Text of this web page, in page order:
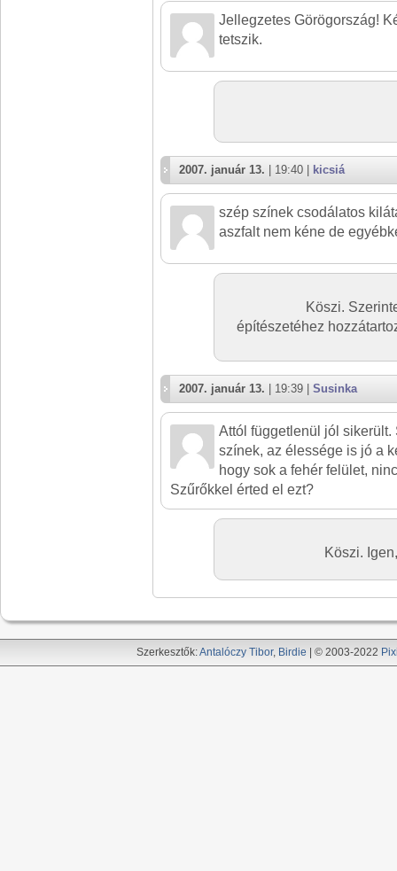
Jellegzetes Görögország!
tetszik.
2007. január 13. | 19:40 | kicsiá
szép színek csodálatos
aszfalt nem kéne de
Köszi.
építészetéhez
2007. január 13. | 19:39 | Susinka
Attól függetlenül jól sikerült.
színek, az élessége is jó a
hogy sok a fehér felület,
Szűrőkkel érted el ezt?
Köszi.
Szerkesztők:Antalóczy Tibor, Birdie | © 2003-2022